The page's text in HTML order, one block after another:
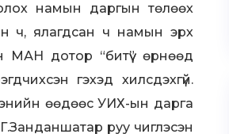
намын даргын төлөөх
ч, ялагдсан ч намын эрх
МАН дотор “битүү” өрнөөд
гэхэд хилсдэхгүй.
өөдөөс УИХ-ын дарга
руу чиглэсэн